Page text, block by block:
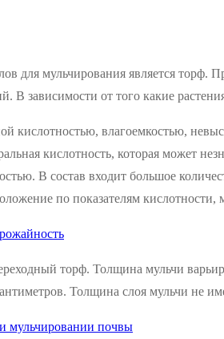
для мульчирования является торф.
В зависимости от того какие
кислотностью, влагоемкостью,
кислотность, которая может
В состав входит большое
по показателям кислотности,
торф. Толщина мульчи
Толщина слоя мульчи не
мульчировании почвы